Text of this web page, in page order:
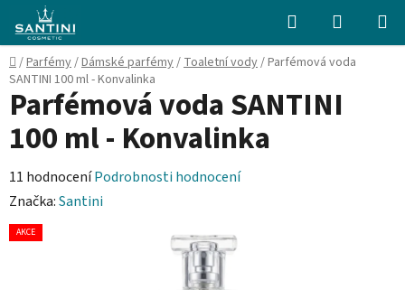
obsah
Hledat
KOŠÍK
Domů
/Parfémy/Dámské parfémy/Toaletní vody/Parfémová voda
SANTINI 100 ml - Konvalinka
Parfémová voda SANTINI
100 ml - Konvalinka
Průměrné
hodnocení
produktu
11 hodnoceníPodrobnosti hodnocení
Značka:Santini
AKCE